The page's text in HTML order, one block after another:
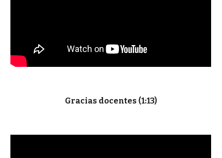
Gracias docentes (1:13)